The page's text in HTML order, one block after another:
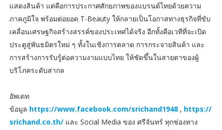
แสดงสินค้า แต่คือการประกาศศักยภาพของแบรนด์ไทยด้วยความ
ภาคภูมิใจ พร้อมต่อยอด T-Beauty ให้กลายเป็นโอกาสทางธุรกิจที่ขับ
เคลื่อนเศรษฐกิจสร้างสรรค์ของประเทศได้จริง อีกทั้งคือเวทีที่จะเปิด
ประตูสู่พันธมิตรใหม่ ๆ ทั้งในเชิงการตลาด การกระจายสินค้า และ
การสร้างการรับรู้ต่อความงามแบบไทย ให้ชัดขึ้นในสายตาของผู้
บริโภคระดับสากล
อัพเดท
ข้อมูล https://www.facebook.com/srichand1948, https://
srichand.co.th/และ Social Media ของ ศรีจันทร์ ทุกช่องทาง